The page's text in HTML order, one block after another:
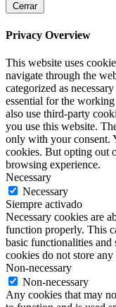
Cerrar
Privacy Overview
This website uses
navigate through the
categorized as
essential for the
also use third-party
you use this website.
only with your consent.
cookies. But opting out
browsing experience.
Necessary
Necessary
Siempre activado
Necessary cookies are
function properly. This
basic functionalities and
cookies do not store
Non-necessary
Non-necessary
Any cookies that may